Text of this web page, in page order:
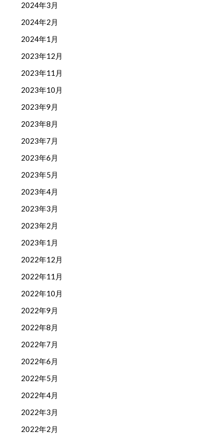
2024年3月
2024年2月
2024年1月
2023年12月
2023年11月
2023年10月
2023年9月
2023年8月
2023年7月
2023年6月
2023年5月
2023年4月
2023年3月
2023年2月
2023年1月
2022年12月
2022年11月
2022年10月
2022年9月
2022年8月
2022年7月
2022年6月
2022年5月
2022年4月
2022年3月
2022年2月